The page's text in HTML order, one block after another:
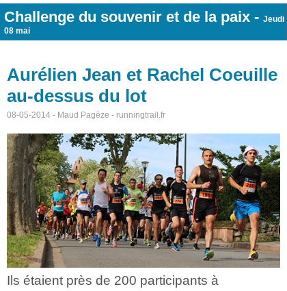
Challenge du souvenir et de la paix - Jeudi
08 mai
Aurélien Jean et Rachel Coeuille
au-dessus du lot
08-05-2014 - Maud Pagèze - runningtrail.fr
Ils étaient près de 200 participants à